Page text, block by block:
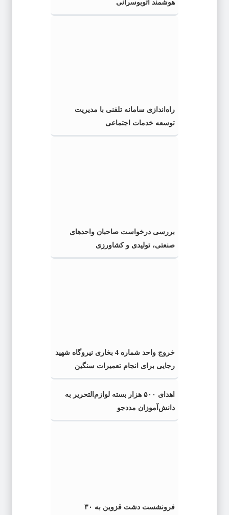
هوشمند اتوبوسرانی
راه‌اندازی سامانه تلفنی با مدیریت
توسعه خدمات اجتماعی
بررسی درخواست صاحبان واحدهای
صنعتی، تولیدی و کشاورزی
خروج واحد شماره 4 بخاری نیروگاه شهید
رجایی برای انجام تعمیرات سنگین
اهدای ۵۰۰ هزار بسته لوازم‌التحریر به
دانش‌آموزان مددجو
فرونشست دشت قزوین به ۳۰